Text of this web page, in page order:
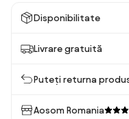
Disponibilitate
Livrare gratuită
Puteți returna
Aosom Romania